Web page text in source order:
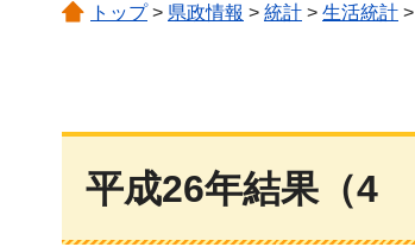
トップ> 県政情報 > 統計 > 生活統計 >
平成26年結果（4